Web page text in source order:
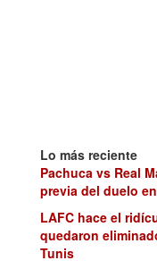
Lo más reciente
Pachuca vs Real
previa del duelo
LAFC hace el
quedaron
Tunis